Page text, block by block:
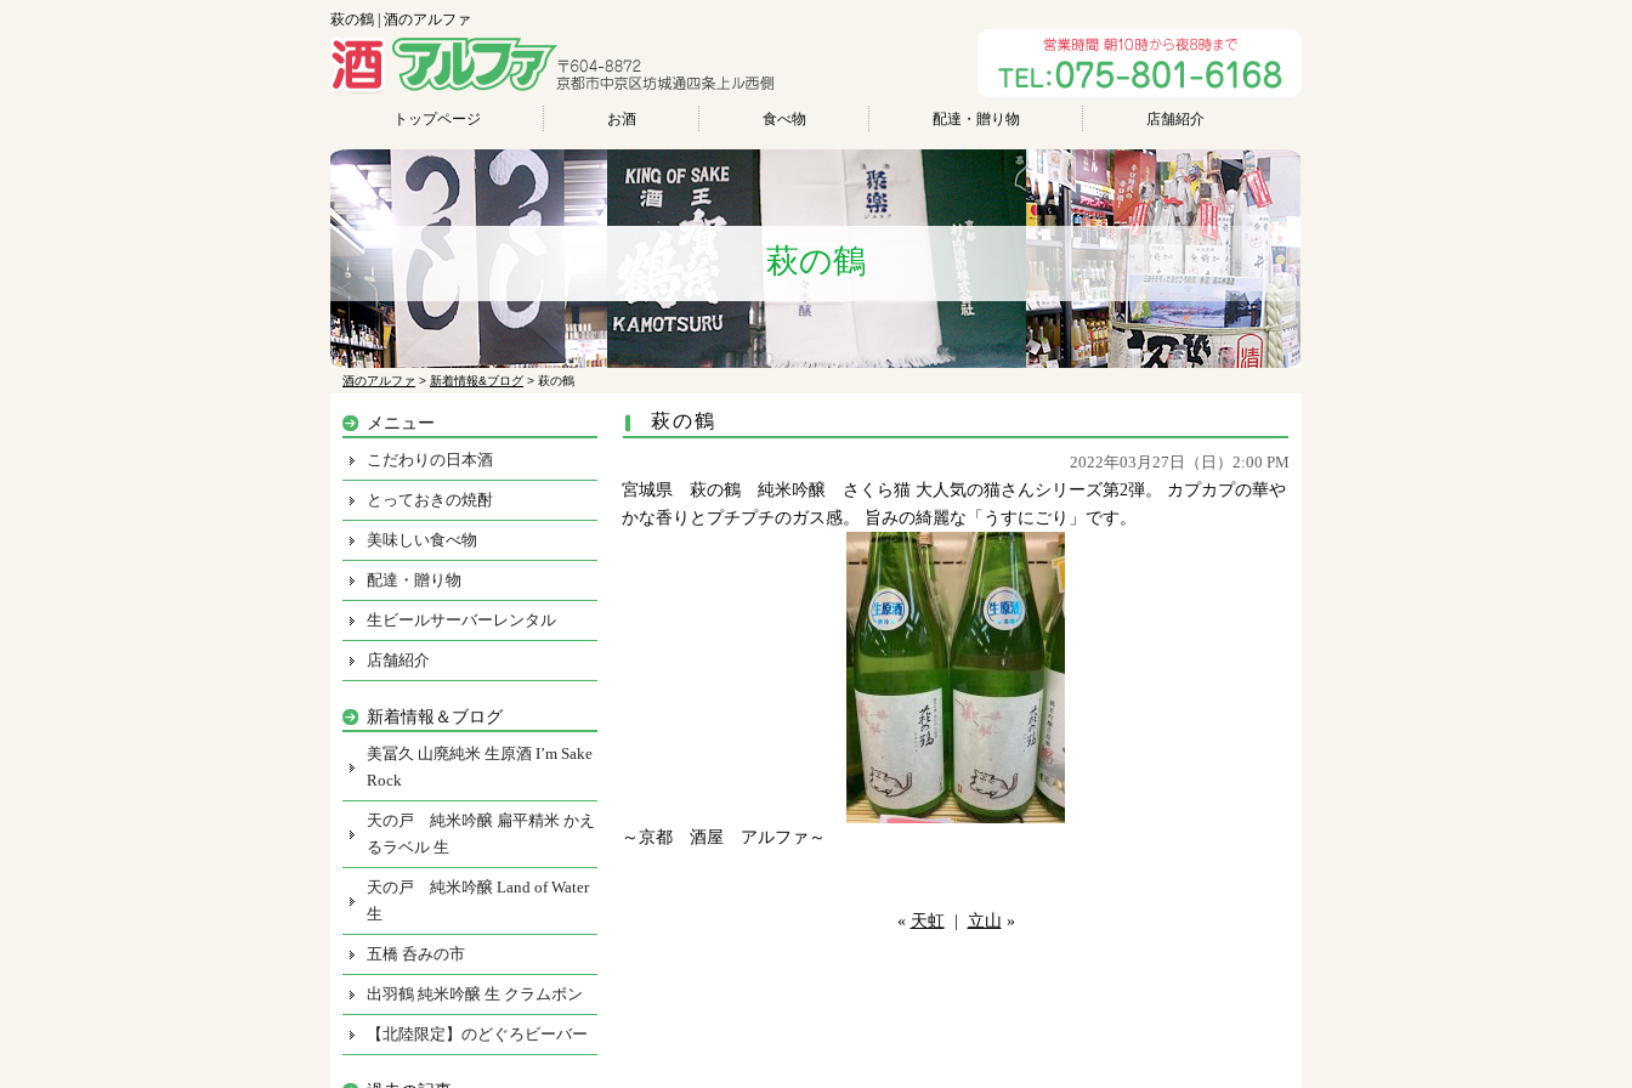
萩の鶴 | 酒のアルファ
トップページ お酒 食べ物 配達・贈り物 店舗紹介
萩の鶴
酒のアルファ > 新着情報&ブログ > 萩の鶴
萩の鶴
2022年03月27日（日）2:00 PM
宮城県 萩の鶴 純米吟醸 さくら猫 大人気の猫さんシリーズ第2弾。 カプカプの華や
かな香りとプチプチのガス感。 旨みの綺麗な「うすにごり」です。
～京都 酒屋 アルファ～
« 天虹| 立山 »
メニュー
こだわりの日本酒
とっておきの焼酎
美味しい食べ物
配達・贈り物
生ビールサーバーレンタル
店舗紹介
新着情報＆ブログ
美冨久 山廃純米 生原酒 I’m Sake
Rock
天の戸 純米吟醸 扁平精米 かえ
るラベル 生
天の戸 純米吟醸 Land of Water
生
五橋 呑みの市
出羽鶴 純米吟醸 生 クラムボン
【北陸限定】のどぐろビーバー